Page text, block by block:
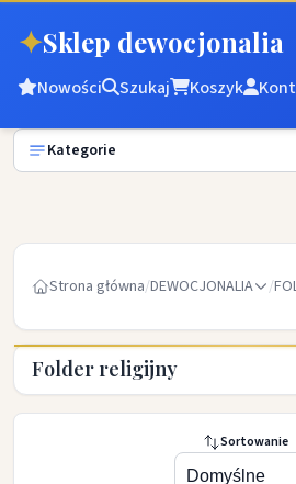
✦Sklep dewocjonalia
Nowości Szukaj Koszyk
Kategorie
Strona główna/DEWOCJONALIA /
Folder religijny
Sortowanie